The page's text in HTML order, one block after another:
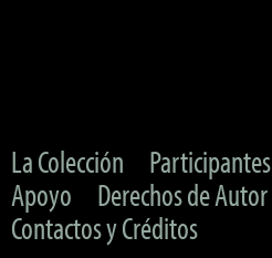
La Colección
Apoyo
Derechos de
Contactos y Créditos